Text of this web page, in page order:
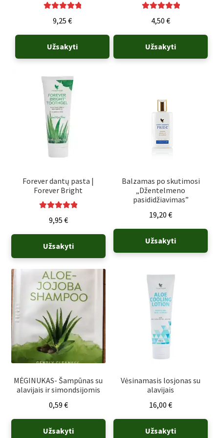
5.00
9,25 €
Užsakyti
5.00
4,50€
Užsakyti
Forever dantų pasta |
Forever Bright
5.00
9,95 €
Užsakyti
Balzamas po skutimosi
„Džentelmeno
pasididžiavimas”
19,20€
Užsakyti
MĖGINUKAS- Šampūnas su
alavijais ir simondsijomis
0,59 €
Užsakyti
Vėsinamasis losjonas su
alavijais
16,00€
Užsakyti